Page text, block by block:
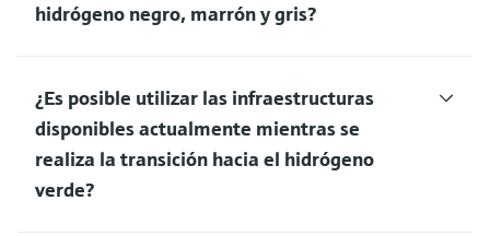
hidrógeno negro, marrón y gris?
¿Es posible utilizar las infraestructuras
disponibles actualmente mientras se
realiza la transición hacia el hidrógeno
verde?